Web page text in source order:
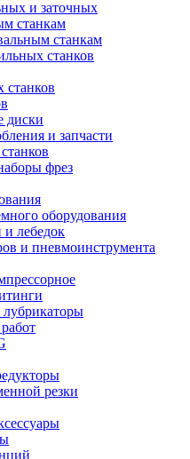
и заточных
станкам
станкам
станков
станков
диски
и запчасти
фрез
оборудования
и лебедок
и пневмоинструмента
резки